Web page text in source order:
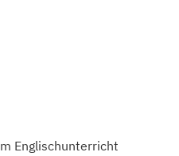
Englischunterricht